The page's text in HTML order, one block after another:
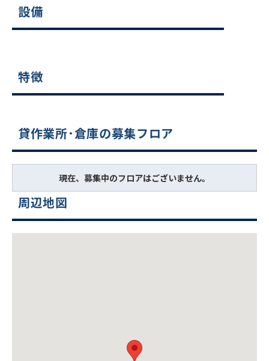
設備
特徴
貸作業所･倉庫の募集フロア
現在、募集中のフロアはございません。
周辺地図